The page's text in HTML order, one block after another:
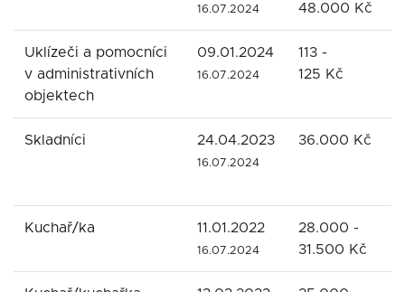
16.07.2024
48.000 Kč
Uklízeči a pomocníci
v administrativních
objektech
09.01.2024
16.07.2024
113 -
125 Kč
Skladníci 24.04.2023
16.07.2024
36.000 Kč
Kuchař/ka 11.01.2022
16.07.2024
28.000 -
31.500 Kč